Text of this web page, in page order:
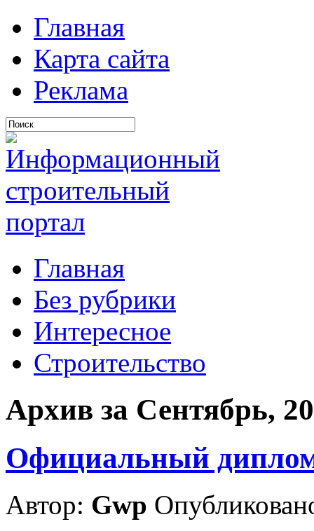
Главная
Карта сайта
Реклама
Главная
Без рубрики
Интересное
Строительство
Архив за Сентябрь,
Официальный
Автор: Gwp